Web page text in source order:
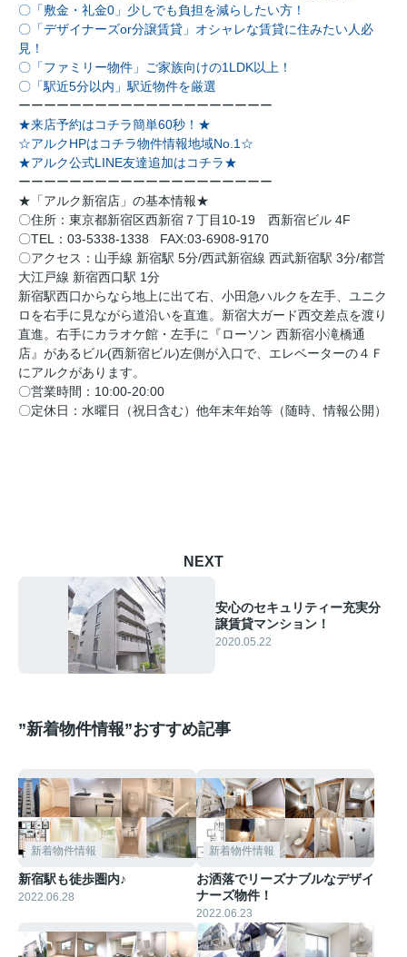
〇「敷金・礼金0」少しでも負担を減らしたい方！
〇「デザイナーズor分譲賃貸」オシャレな賃貸に住みたい人必
見！
〇「ファミリー物件」ご家族向けの1LDK以上！
〇「駅近5分以内」駅近物件を厳選
ーーーーーーーーーーーーーーーーーーーー
★来店予約はコチラ簡単60秒！★
☆アルクHPはコチラ物件情報地域No.1☆
★アルク公式LINE友達追加はコチラ★
ーーーーーーーーーーーーーーーーーーーー
★「アルク新宿店」の基本情報★
〇住所：東京都新宿区西新宿７丁目10-19 西新宿ビル 4F
〇TEL：03-5338-1338 FAX:03-6908-9170
〇アクセス：山手線 新宿駅 5分/西武新宿線 西武新宿駅 3分/都営
大江戸線 新宿西口駅 1分
新宿駅西口からなら地上に出て右、小田急ハルクを左手、ユニク
ロを右手に見ながら道沿いを直進。新宿大ガード西交差点を渡り
直進。右手にカラオケ館・左手に『ローソン 西新宿小滝橋通
店』があるビル(西新宿ビル)左側が入口で、エレベーターの４Ｆ
にアルクがあります。
〇営業時間：10:00-20:00
〇定休日：水曜日（祝日含む）他年末年始等（随時、情報公開）
NEXT
安心のセキュリティー充実分
譲賃貸マンション！
2020.05.22
”新着物件情報”おすすめ記事
新着物件情報
新宿駅も徒歩圏内♪
2022.06.28
新着物件情報
お洒落でリーズナブルなデザイ
ナーズ物件！
2022.06.23